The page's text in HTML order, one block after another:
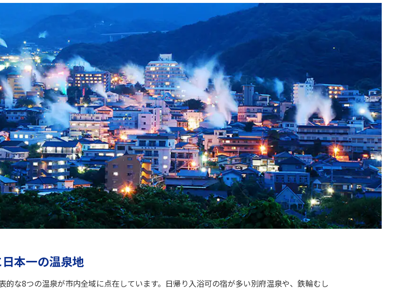
本一の温泉地
な8つの温泉が市内全域に点在しています。日帰り入浴可の宿が多い別府温泉や、鉄輪むし